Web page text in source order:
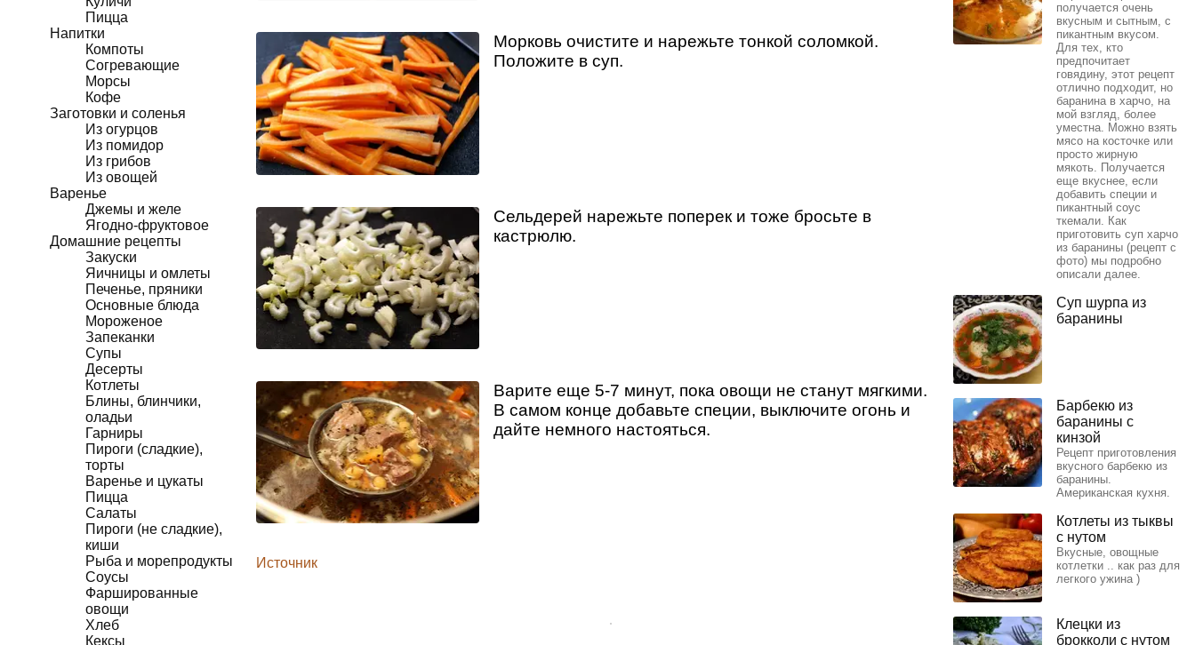
Пицца
Напитки
Компоты
Согревающие
Морсы
Кофе
Заготовки и соленья
Из огурцов
Из помидор
Из грибов
Из овощей
Варенье
Джемы и желе
Ягодно-фруктовое
Домашние рецепты
Закуски
Яичницы и омлеты
Печенье, пряники
Основные блюда
Мороженое
Запеканки
Супы
Десерты
Котлеты
Блины, блинчики,
оладьи
Гарниры
Пироги (сладкие),
торты
Варенье и цукаты
Пицца
Салаты
Пироги (не сладкие),
киши
Рыба и морепродукты
Соусы
Фаршированные
овощи
Хлеб
Кексы
Морковь очистите и нарежьте тонкой соломкой.
Положите в суп.
Сельдерей нарежьте поперек и тоже бросьте в
кастрюлю.
Варите еще 5-7 минут, пока овощи не станут мягкими.
В самом конце добавьте специи, выключите огонь и
дайте немного настояться.
Источник
получается очень
вкусным и сытным, с
пикантным вкусом.
Для тех, кто
предпочитает
говядину, этот рецепт
отлично подходит, но
баранина в харчо, на
мой взгляд, более
уместна. Можно взять
мясо на косточке или
просто жирную
мякоть. Получается
еще вкуснее, если
добавить специи и
пикантный соус
ткемали. Как
приготовить суп харчо
из баранины (рецепт с
фото) мы подробно
описали далее.
Суп шурпа из
баранины
Барбекю из
баранины с
кинзой
Рецепт приготовления
вкусного барбекю из
баранины.
Американская кухня.
Котлеты из тыквы
с нутом
Вкусные, овощные
котлетки .. как раз для
легкого ужина )
Клецки из
брокколи с нутом